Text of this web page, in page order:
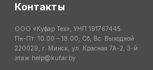
Контакты
ООО «Куфар Тех», УНП 191767445
Пн-Пт: 10:00 – 18:00; Сб, Вс: Выходной
220029, г. Минск, ул. Красная 7А-2, 3-й
этаж help@kufar.by